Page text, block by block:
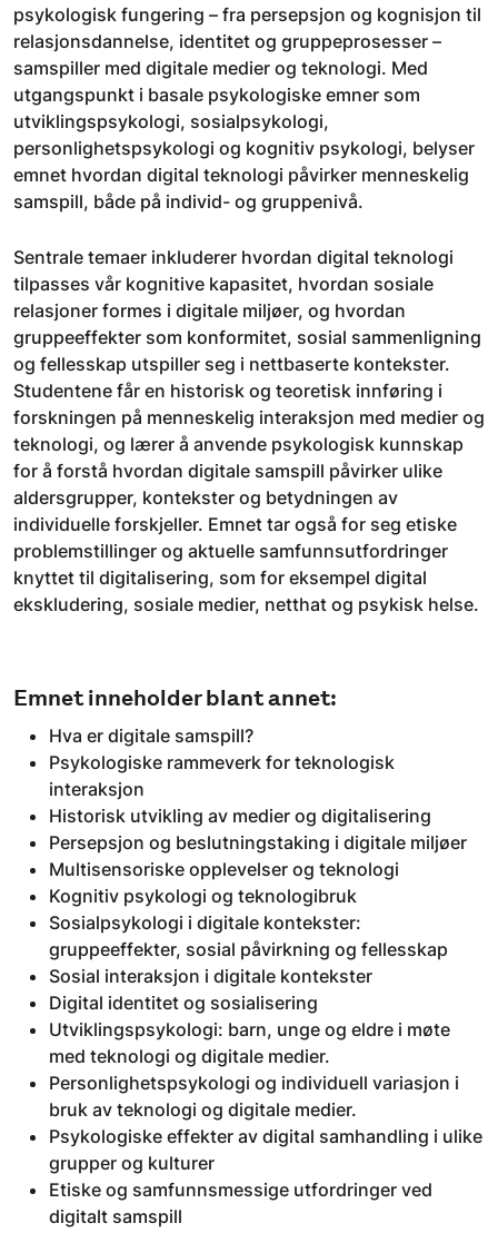
psykologisk fungering – fra persepsjon og kognisjon til
relasjonsdannelse, identitet og gruppeprosesser –
samspiller med digitale medier og teknologi. Med
utgangspunkt i basale psykologiske emner som
utviklingspsykologi, sosialpsykologi,
personlighetspsykologi og kognitiv psykologi, belyser
emnet hvordan digital teknologi påvirker menneskelig
samspill, både på individ- og gruppenivå.
Sentrale temaer inkluderer hvordan digital teknologi
tilpasses vår kognitive kapasitet, hvordan sosiale
relasjoner formes i digitale miljøer, og hvordan
gruppeeffekter som konformitet, sosial sammenligning
og fellesskap utspiller seg i nettbaserte kontekster.
Studentene får en historisk og teoretisk innføring i
forskningen på menneskelig interaksjon med medier og
teknologi, og lærer å anvende psykologisk kunnskap
for å forstå hvordan digitale samspill påvirker ulike
aldersgrupper, kontekster og betydningen av
individuelle forskjeller. Emnet tar også for seg etiske
problemstillinger og aktuelle samfunnsutfordringer
knyttet til digitalisering, som for eksempel digital
ekskludering, sosiale medier, netthat og psykisk helse.
Emnet inneholder blant annet:
Hva er digitale samspill?
Psykologiske rammeverk for teknologisk
interaksjon
Historisk utvikling av medier og digitalisering
Persepsjon og beslutningstaking i digitale miljøer
Multisensoriske opplevelser og teknologi
Kognitiv psykologi og teknologibruk
Sosialpsykologi i digitale kontekster:
gruppeeffekter, sosial påvirkning og fellesskap
Sosial interaksjon i digitale kontekster
Digital identitet og sosialisering
Utviklingspsykologi: barn, unge og eldre i møte
med teknologi og digitale medier.
Personlighetspsykologi og individuell variasjon i
bruk av teknologi og digitale medier.
Psykologiske effekter av digital samhandling i ulike
grupper og kulturer
Etiske og samfunnsmessige utfordringer ved
digitalt samspill